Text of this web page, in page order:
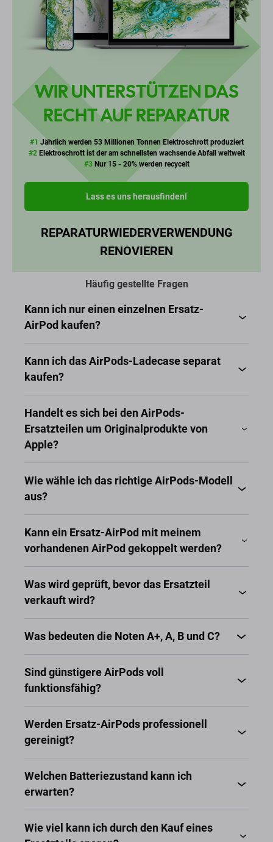
WIR UNTERSTÜTZEN DAS
RECHT AUF REPARATUR
#1 Jährlich werden 53 Millionen Tonnen Elektroschrott produziert
#2Elektroschrott ist der am schnellsten wachsende Abfall weltweit
#3Nur 15 - 20% werden recycelt
Lass es uns herausfinden!
REPARATURWIEDERVERWENDUNG
RENOVIEREN
Häufig gestellte Fragen
Kann ich nur einen einzelnen Ersatz-
AirPod kaufen?
Kann ich das AirPods-Ladecase separat
kaufen?
Handelt es sich bei den AirPods-
Ersatzteilen um Originalprodukte von
Apple?
Wie wähle ich das richtige AirPods-Modell
aus?
Kann ein Ersatz-AirPod mit meinem
vorhandenen AirPod gekoppelt werden?
Was wird geprüft, bevor das Ersatzteil
verkauft wird?
Was bedeuten die Noten A+, A, B und C?
Sind günstigere AirPods voll
funktionsfähig?
Werden Ersatz-AirPods professionell
gereinigt?
Welchen Batteriezustand kann ich
erwarten?
Wie viel kann ich durch den Kauf eines